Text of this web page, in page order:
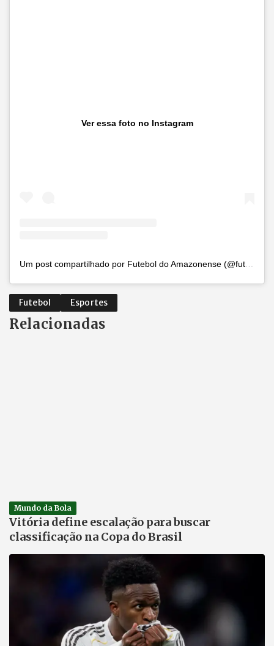
Ver essa foto no Instagram
Um post compartilhado por Futebol do Amazonense (@futeboldoamazonense)
Futebol Esportes
Relacionadas
Mundo da Bola
Vitória define escalação para buscar
classificação na Copa do Brasil